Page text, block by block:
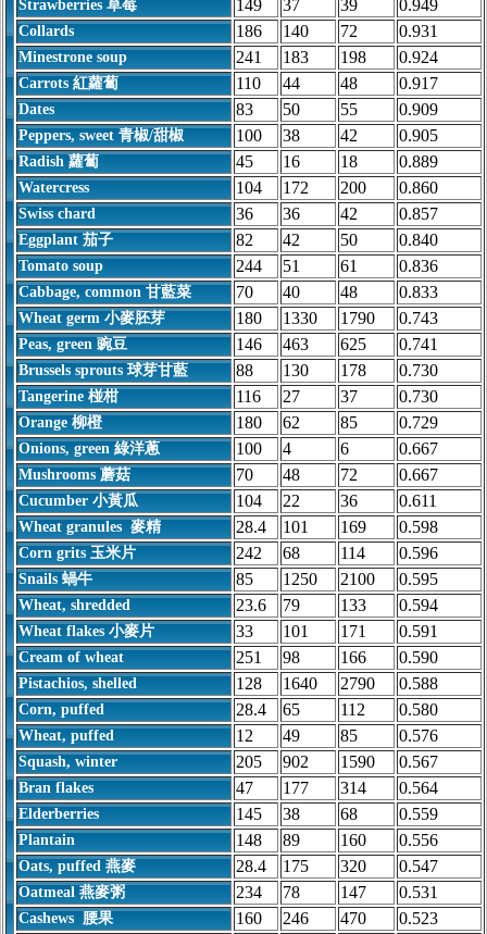
Strawberries 草莓 149 37 39 0.949
Collards 186 140 72 0.931
Minestrone soup 241 183 198 0.924
Carrots 紅蘿蔔 110 44 48 0.917
Dates 83 50 55 0.909
Peppers, sweet 青椒/甜椒 100 38 42 0.905
Radish 蘿蔔 45 16 18 0.889
Watercress 104 172 200 0.860
Swiss chard 36 36 42 0.857
Eggplant 茄子 82 42 50 0.840
Tomato soup 244 51 61 0.836
Cabbage, common 甘藍菜 70 40 48 0.833
Wheat germ 小麥胚芽 180 1330 1790 0.743
Peas, green 豌豆 146 463 625 0.741
Brussels sprouts 球芽甘藍 88 130 178 0.730
Tangerine 椪柑 116 27 37 0.730
Orange 柳橙 180 62 85 0.729
Onions, green 綠洋蔥 100 4 6 0.667
Mushrooms 蘑菇 70 48 72 0.667
Cucumber 小黃瓜 104 22 36 0.611
Wheat granules 麥精 28.4 101 169 0.598
Corn grits 玉米片 242 68 114 0.596
Snails 蝸牛 85 1250 2100 0.595
Wheat, shredded 23.6 79 133 0.594
Wheat flakes 小麥片 33 101 171 0.591
Cream of wheat 251 98 166 0.590
Pistachios, shelled 128 1640 2790 0.588
Corn, puffed 28.4 65 112 0.580
Wheat, puffed 12 49 85 0.576
Squash, winter 205 902 1590 0.567
Bran flakes 47 177 314 0.564
Elderberries 145 38 68 0.559
Plantain 148 89 160 0.556
Oats, puffed 燕麥 28.4 175 320 0.547
Oatmeal 燕麥粥 234 78 147 0.531
Cashews 腰果 160 246 470 0.523